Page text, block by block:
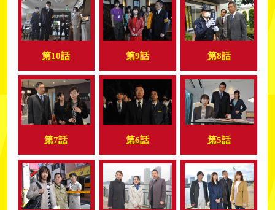
第10話 第9話 第8話
第7話 第6話 第5話